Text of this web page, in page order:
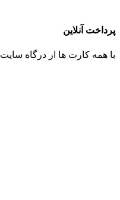
پرداخت آنلاین
با همه کارت ها از درگاه سایت